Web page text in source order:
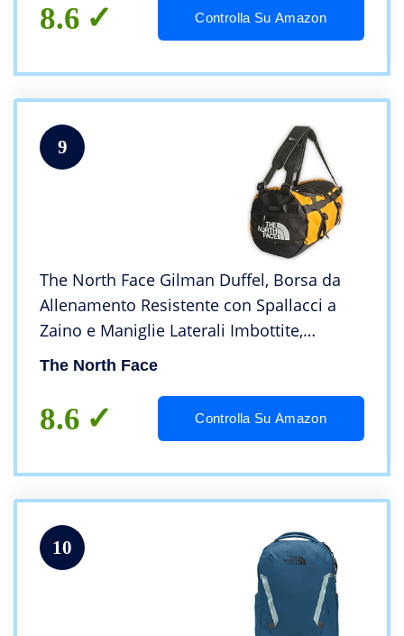
8.6 Controlla Su Amazon
9
The North Face Gilman Duffel, Borsa da
Allenamento Resistente con Spallacci a
Zaino e Maniglie Laterali Imbottite,
Nero/Giallo, Taglia S, 50L (TNF)
The North Face
8.6 Controlla Su Amazon
10